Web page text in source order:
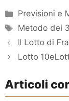
Categorie
Previsioni e
Tag
Metodo dei
Il Lotto di
Lotto
Articoli